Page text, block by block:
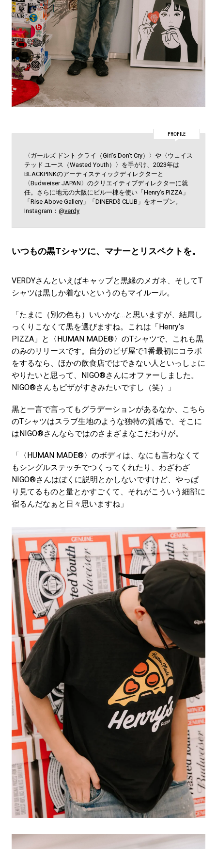
PROFILE
〈ガールズ ドント クライ（Girl’s Don’t Cry）〉や〈ウェイス
テッド ユース（Wasted Youth）〉を手がけ、2023年は
BLACKPINKのアーティスティックディレクターと
〈Budweiser JAPAN〉のクリエイティブディレクターに就
任。さらに地元の大阪にビル一棟を使い「Henry’s PIZZA」
「Rise Above Gallery」「DINERD$ CLUB」をオープン。
Instagram：@verdy
いつもの黒Tシャツに、マナーとリスペクトを。
VERDYさんといえばキャップと黒縁のメガネ、そしてT
シャツは黒しか着ないというのもマイルール。
「たまに（別の色も）いいかな…と思いますが、結局し
っくりこなくて黒を選びますね。これは「Henry’s
PIZZA」と〈HUMAN MADE®〉のTシャツで、これも黒
のみのリリースです。自分のピザ屋で1番最初にコラボ
をするなら、ほかの飲食店ではできない人といっしょに
やりたいと思って、NIGO®さんにオファーしました。
NIGO®さんもピザがすきみたいですし（笑）」
黒と一言で言ってもグラデーションがあるなか、こちら
のTシャツはスラブ生地のような独特の質感で、そこに
はNIGO®さんならではのさまざまなこだわりが。
「〈HUMAN MADE®〉のボディは、なにも言わなくて
もシングルステッチでつくってくれたり、わざわざ
NIGO®さんはぼくに説明とかしないですけど、やっぱ
り見てるものと量とかすごくて、それがこういう細部に
宿るんだなぁと日々思いますね」